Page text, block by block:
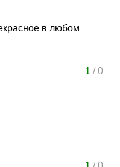
в любом
1 /0